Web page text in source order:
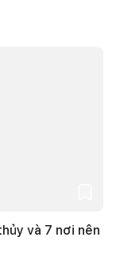
và 7 nơi nên